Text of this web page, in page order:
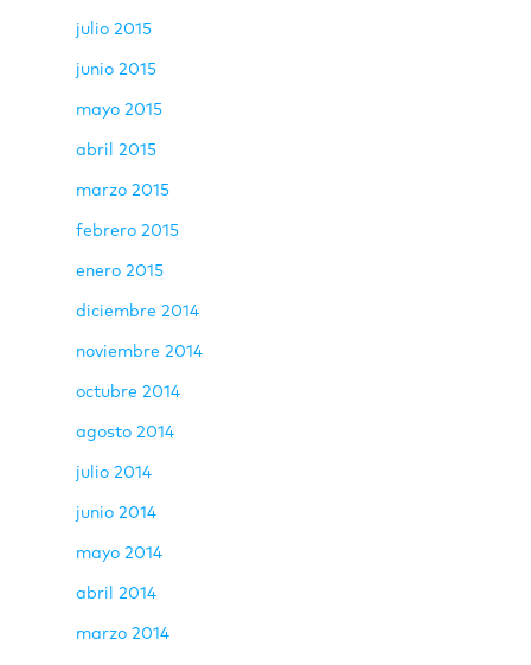
julio 2015
junio 2015
mayo 2015
abril 2015
marzo 2015
febrero 2015
enero 2015
diciembre 2014
noviembre 2014
octubre 2014
agosto 2014
julio 2014
junio 2014
mayo 2014
abril 2014
marzo 2014